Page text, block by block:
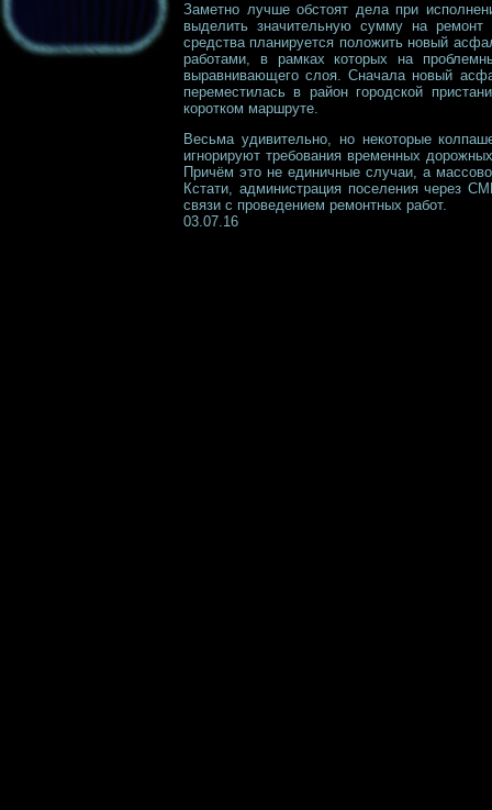
Заметно лучше обстоят дела при
выделить значительную сумму на
средства планируется положить новый
работами, в рамках которых на
выравнивающего слоя. Сначала новый
переместилась в район городской
коротком маршруте.
Весьма удивительно, но некоторые
игнорируют требования временных
Причём это не единичные случаи, а
Кстати, администрация поселения через
связи с проведением ремонтных работ.
03.07.16